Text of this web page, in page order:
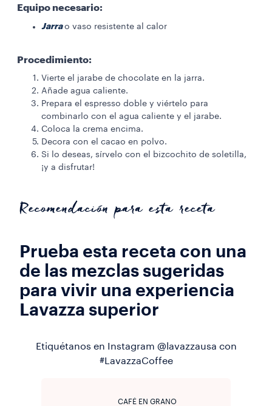
Equipo necesario:
Jarra o vaso resistente al calor
Procedimiento:
Vierte el jarabe de chocolate en la jarra.
Añade agua caliente.
Prepara el espresso doble y viértelo para
combinarlo con el agua caliente y el jarabe.
Coloca la crema encima.
Decora con el cacao en polvo.
Si lo deseas, sírvelo con el bizcochito de soletilla,
¡y a disfrutar!
Recomendación para esta receta
Prueba esta receta con una
de las mezclas sugeridas
para vivir una experiencia
Lavazza superior
Etiquétanos en Instagram @lavazzausa con
#LavazzaCoffee
CAFÉ EN GRANO